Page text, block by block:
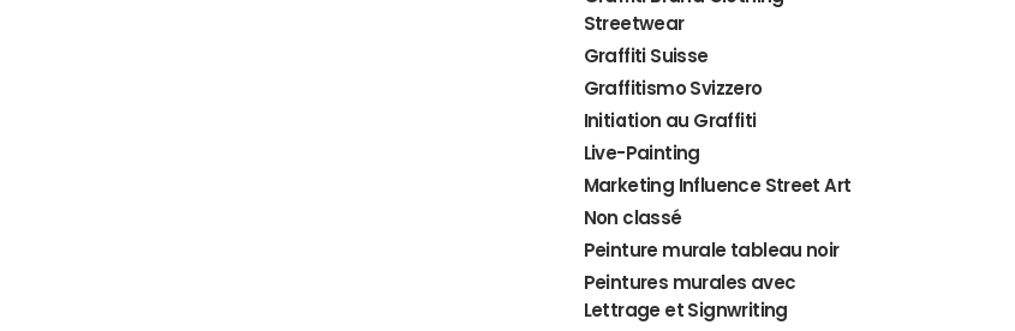
Streetwear
Graffiti Suisse
Graffitismo Svizzero
Initiation au Graffiti
Live-Painting
Marketing Influence Street Art
Non classé
Peinture murale tableau noir
Peintures murales avec
Lettrage et Signwriting